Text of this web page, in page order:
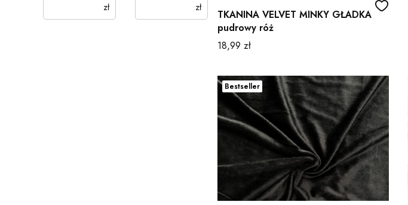
zł
zł
TKANINA VELVET MINKY GŁADKA
pudrowy róż
Cena
18,99 zł
Bestseller